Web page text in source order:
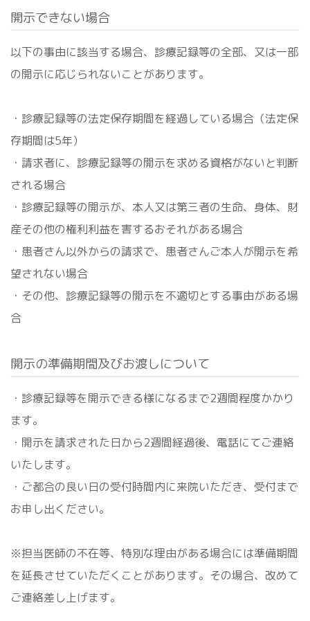
開示できない場合
以下の事由に該当する場合、診療記録等の全部、又は一部
の開示に応じられないことがあります。
・診療記録等の法定保存期間を経過している場合（法定保
存期間は5年）
・請求者に、診療記録等の開示を求める資格がないと判断
される場合
・診療記録等の開示が、本人又は第三者の生命、身体、財
産その他の権利利益を害するおそれがある場合
・患者さん以外からの請求で、患者さんご本人が開示を希
望されない場合
・その他、診療記録等の開示を不適切とする事由がある場
合
開示の準備期間及びお渡しについて
・診療記録等を開示できる様になるまで2週間程度かかり
ます。
・開示を請求された日から2週間経過後、電話にてご連絡
いたします。
・ご都合の良い日の受付時間内に来院いただき、受付まで
お申し出ください。
※担当医師の不在等、特別な理由がある場合には準備期間
を延長させていただくことがあります。その場合、改めて
ご連絡差し上げます。